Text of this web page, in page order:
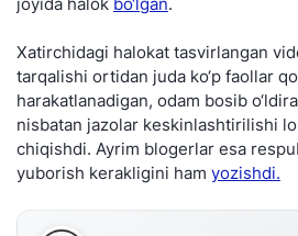
Xatirchidagi halokat tasvirlangan
tarqalishi ortidan juda ko‘p faollar
harakatlanadigan, odam bosib
nisbatan jazolar keskinlashtirilishi
chiqishdi. Ayrim blogerlar esa
yuborish kerakligini ham yozishdi.